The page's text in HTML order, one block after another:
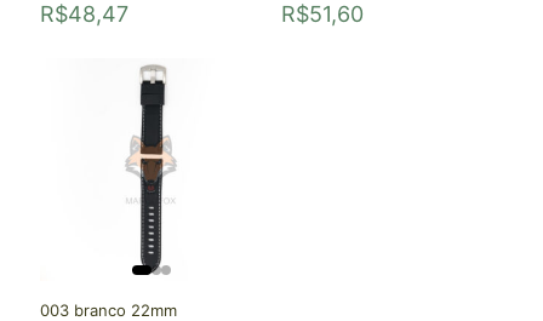
R$48,47 R$51,60
003 branco 22mm